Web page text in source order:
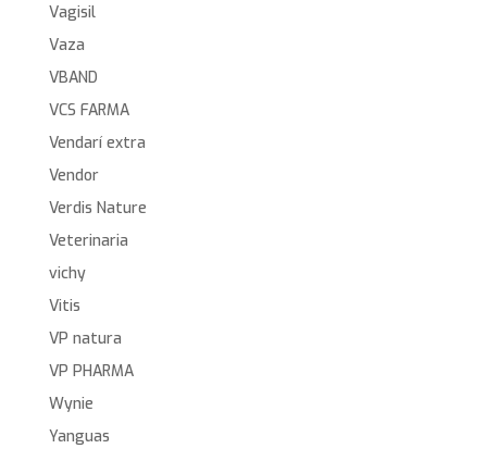
Vagisil
Vaza
VBAND
VCS FARMA
Vendarí extra
Vendor
Verdis Nature
Veterinaria
vichy
Vitis
VP natura
VP PHARMA
Wynie
Yanguas